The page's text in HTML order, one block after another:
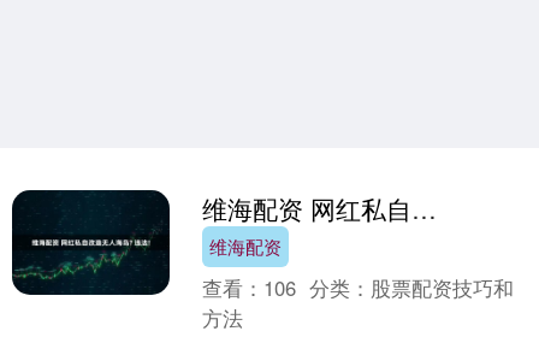
维海配资 网红私自改造无人海岛? 违法!
维海配资
查看： 106 分类： 股票配资技巧和
方法